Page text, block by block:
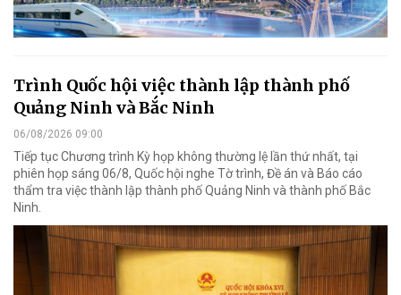
Trình Quốc hội việc thành lập thành phố
Quảng Ninh và Bắc Ninh
06/08/2026 09:00
Tiếp tục Chương trình Kỳ họp không thường lệ lần thứ nhất, tại
phiên họp sáng 06/8, Quốc hội nghe Tờ trình, Đề án và Báo cáo
thẩm tra việc thành lập thành phố Quảng Ninh và thành phố Bắc
Ninh.